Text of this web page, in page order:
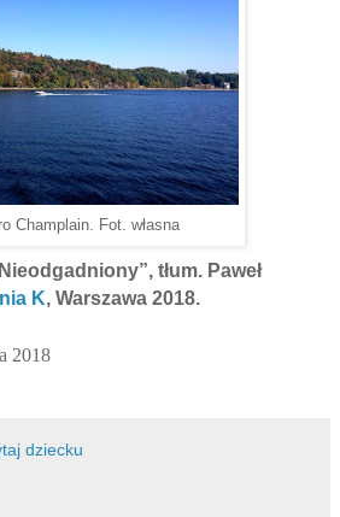
Champlain. Fot. własna
tłum. Paweł
K, Warszawa 2018.
2018
dziecku